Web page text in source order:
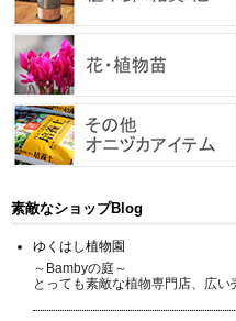
素敵なショップBlog
ゆくはし植物園
～Bambyの庭～
とっても素敵な植物専門店、広い